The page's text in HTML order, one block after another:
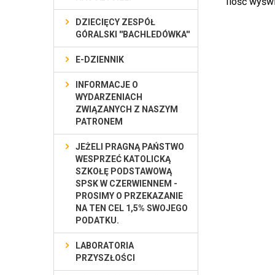
DZIECIĘCY ZESPÓŁ
GÓRALSKI ''BACHLEDÓWKA''
E-DZIENNIK
INFORMACJE O
WYDARZENIACH
ZWIĄZANYCH Z NASZYM
PATRONEM
JEŻELI PRAGNĄ PAŃSTWO
WESPRZEĆ KATOLICKĄ
SZKOŁĘ PODSTAWOWĄ
SPSK W CZERWIENNEM -
PROSIMY O PRZEKAZANIE
NA TEN CEL 1,5% SWOJEGO
PODATKU.
LABORATORIA
PRZYSZŁOŚCI